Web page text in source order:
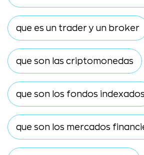
que es un trader y un broker
que son las criptomonedas
que son los fondos indexados
que son los mercados